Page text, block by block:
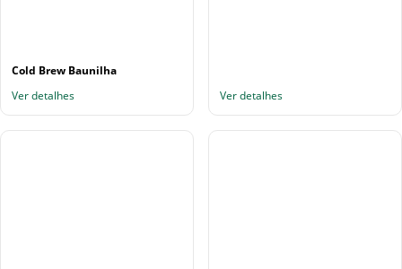
Cold Brew Baunilha
Ver detalhes
Ver detalhes